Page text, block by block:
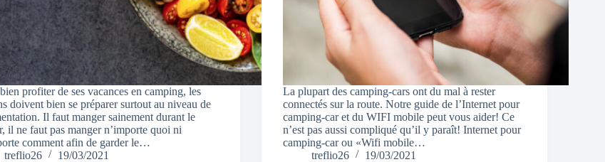
profiter de ses vacances en camping, les
doivent bien se préparer surtout au niveau de
Il faut manger sainement durant le
il ne faut pas manger n’importe quoi ni
comment afin de garder le…
treflio26
19/03/2021
La plupart des camping-cars ont du mal à rester
connectés sur la route. Notre guide de l’Internet pour
camping-car et du WIFI mobile peut vous aider! Ce
n’est pas aussi compliqué qu’il y paraît! Internet pour
camping-car ou «Wifi mobile…
treflio26
19/03/2021